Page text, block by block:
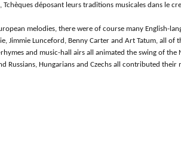
Tchèques déposant leurs traditions musicales dans le
melodies, there were of course many English-
Jimmie Lunceford, Benny Carter and Art Tatum, all of
and music-hall airs all animated the swing of the
Russians, Hungarians and Czechs all contributed